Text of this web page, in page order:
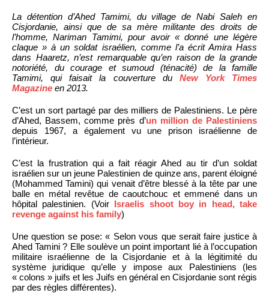
La détention d’Ahed Tamimi, du village de Nabi Saleh en
Cisjordanie, ainsi que de sa mère militante des droits de
l’homme, Nariman Tamimi, pour avoir « donné une légère
claque » à un soldat israélien, comme l’a écrit Amira Hass
dans Haaretz, n’est remarquable qu’en raison de la grande
notoriété, du courage et sumoud (ténacité) de la famille
Tamimi, qui faisait la couverture du New York Times
Magazine en 2013.
C’est un sort partagé par des milliers de Palestiniens. Le père
d’Ahed, Bassem, comme près d’un million de Palestiniens
depuis 1967, a également vu une prison israélienne de
l’intérieur.
C’est la frustration qui a fait réagir Ahed au tir d’un soldat
israélien sur un jeune Palestinien de quinze ans, parent éloigné
(Mohammed Tamini) qui venait d’être blessé à la tête par une
balle en métal revêtue de caoutchouc et emmené dans un
hôpital palestinien. (Voir Israelis shoot boy in head, take
revenge against his family)
Une question se pose: « Selon vous que serait faire justice à
Ahed Tamini ? Elle soulève un point important lié à l’occupation
militaire israélienne de la Cisjordanie et à la légitimité du
système juridique qu’elle y impose aux Palestiniens (les
« colons » juifs et les Juifs en général en Cisjordanie sont régis
par des règles différentes).